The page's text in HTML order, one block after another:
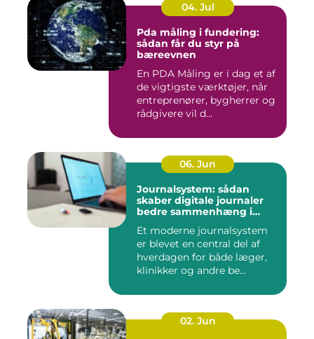
04. Jul
Pda måling i fundering:
sådan får du styr på
bæreevnen
En PDA Måling er i dag et af
de vigtigste værktøjer, når
entreprenører, bygherrer og
rådgivere vil d...
06. Jun
Journalsystem: sådan
skaber digitale journaler
bedre sammenhæng i
Et moderne journalsystem
er blevet en central del af
hverdagen for både læger,
klinikker og andre be...
02. Jun